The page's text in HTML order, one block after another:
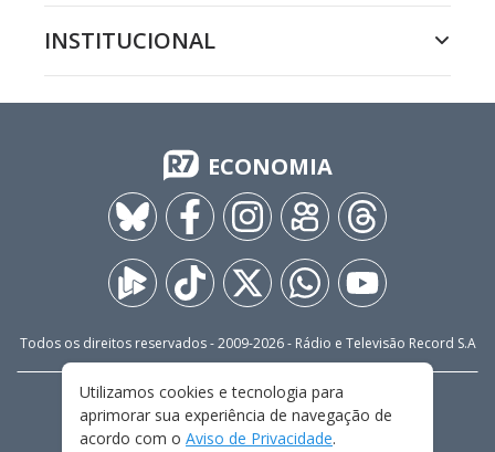
INSTITUCIONAL
ECONOMIA
Todos os direitos reservados - 2009-2026- Rádio e Televisão Record S.A
FALE CONOSCO
PRIVACIDADE
TERMOS E CONDIÇÕES DE USO
Utilizamos cookies e tecnologia para
aprimorar sua experiência de navegação de
acordo com o Aviso de Privacidade.